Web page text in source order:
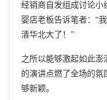
经销商自发组成讨论小
婴店老板告诉笔者：“
清华北大了！”
之所以能够激起如此
的演讲点燃了全场的氛
够新颖。